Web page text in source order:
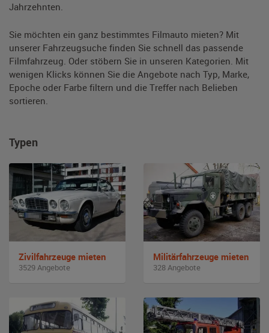
Jahrzehnten.
Sie möchten ein ganz bestimmtes Filmauto mieten? Mit
unserer Fahrzeugsuche finden Sie schnell das passende
Filmfahrzeug. Oder stöbern Sie in unseren Kategorien. Mit
wenigen Klicks können Sie die Angebote nach Typ, Marke,
Epoche oder Farbe filtern und die Treffer nach Belieben
sortieren.
Typen
Zivilfahrzeuge mieten
3529 Angebote
Militärfahrzeuge mieten
328 Angebote